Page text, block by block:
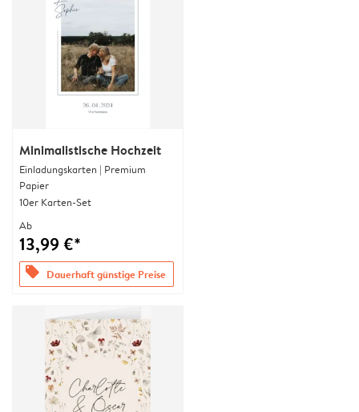
Minimalistische Hochzeit
Einladungskarten | Premium
Papier
10er Karten-Set
Ab
13,99 €*
offers Dauerhaft günstige Preise